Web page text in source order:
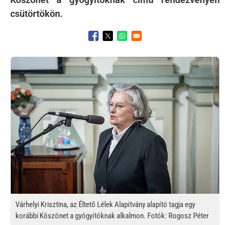
csütörtökön.
Opens in a new window
Opens in a new window
Opens in a new window
Kép
Várhelyi Krisztina, az Éltető Lélek Alapítvány alapító tagja egy
korábbi Köszönet a gyógyítóknak alkalmon. Fotók: Rogosz Péter